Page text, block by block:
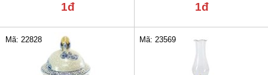
1đ 1đ
Mã: 22828 Mã: 23569